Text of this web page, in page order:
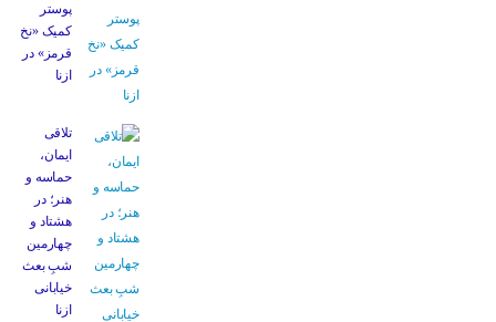
پوستر
کمیک «نخ
قرمز» در
ازنا
تلاقی
ایمان،
حماسه و
هنر؛ در
هشتاد و
چهارمین
شبِ بعث
خیابانی
ازنا